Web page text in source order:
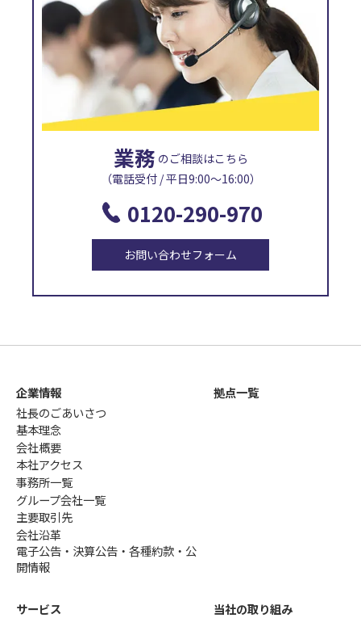
業務 のご相談はこちら
（電話受付 / 平日9:00〜16:00）
0120-290-970
お問い合わせフォーム
企業情報
社長のごあいさつ
基本理念
会社概要
本社アクセス
事務所一覧
グループ会社一覧
主要取引先
会社沿革
電子公告・決算公告・各種約款・公
開情報
拠点一覧
サービス
当社の取り組み